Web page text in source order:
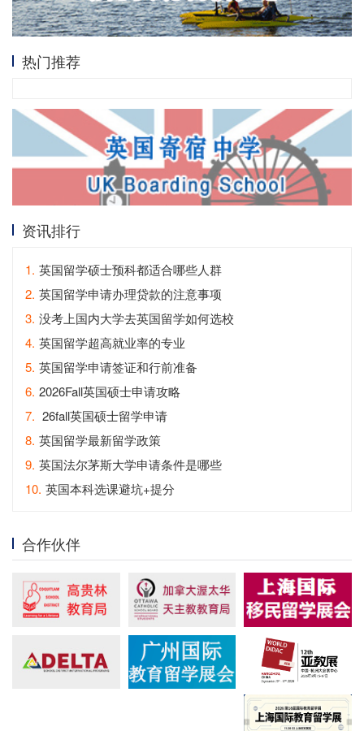
热门推荐
资讯排行
1. 英国留学硕士预科都适合哪些人群
2. 英国留学申请办理贷款的注意事项
3. 没考上国内大学去英国留学如何选校
4. 英国留学超高就业率的专业
5. 英国留学申请签证和行前准备
6. 2026Fall英国硕士申请攻略
7. 26fall英国硕士留学申请
8. 英国留学最新留学政策
9. 英国法尔茅斯大学申请条件是哪些
10. 英国本科选课避坑+提分
合作伙伴